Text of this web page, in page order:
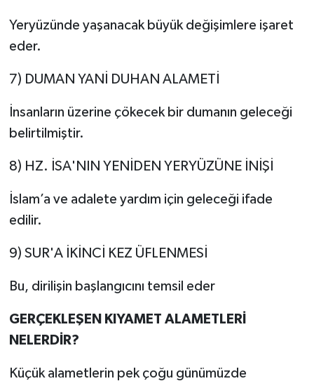
Yeryüzünde yaşanacak büyük değişimlere işaret
eder.
7) DUMAN YANİ DUHAN ALAMETİ
İnsanların üzerine çökecek bir dumanın geleceği
belirtilmiştir.
8) HZ. İSA'NIN YENİDEN YERYÜZÜNE İNİŞİ
İslam’a ve adalete yardım için geleceği ifade
edilir.
9) SUR'A İKİNCİ KEZ ÜFLENMESİ
Bu, dirilişin başlangıcını temsil eder
GERÇEKLEŞEN KIYAMET ALAMETLERİ
NELERDİR?
Küçük alametlerin pek çoğu günümüzde